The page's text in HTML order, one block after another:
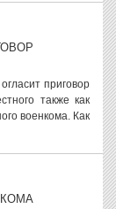
приговор
также как
военкома. Как